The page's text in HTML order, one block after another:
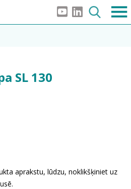
SL 130
aprakstu, lūdzu, noklikšķiniet uz